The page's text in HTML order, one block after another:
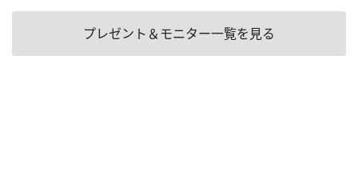
プレゼント＆モニター一覧を見る